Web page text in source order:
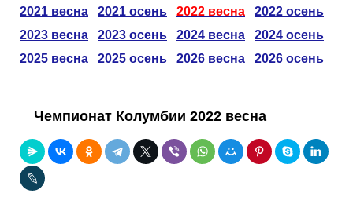
Реклама
RSS
Чемпионат Мира
Чемпионат Европы
Кубок Европы (отбор)
На что ставят?
Telegram Bot
2021 весна
2021 осень 2022 весна
2022 осень
2023 весна
2023 осень 2024 весна
2024 осень
2025 весна
2025 осень 2026 весна 2026 осень
Чемпионат Колумбии 2022 весна